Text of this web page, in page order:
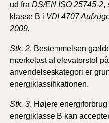
ud fra DS/EN ISO 25745-2,
klasse B i VDI 4707
2009.
Stk. 2. Bestemmelsen
mærkelastaf elevatorstol
anvendelseskategori er
energiklassifikationen.
Stk. 3. Højere
energiklasse B kan